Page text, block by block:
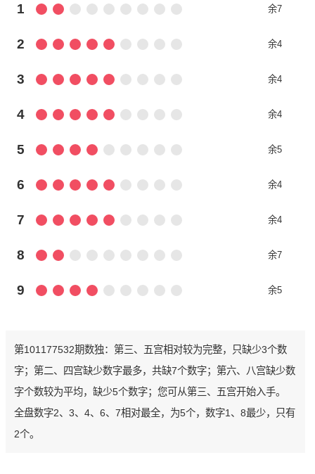
1 余7
2 余4
3 余4
4 余4
5 余5
6 余4
7 余4
8 余7
9 余5
第101177532期数独：第三、五宫相对较为完整，只缺少3个数
字；第二、四宫缺少数字最多，共缺7个数字；第六、八宫缺少数
字个数较为平均，缺少5个数字；您可从第三、五宫开始入手。
全盘数字2、3、4、6、7相对最全，为5个，数字1、8最少，只有
2个。